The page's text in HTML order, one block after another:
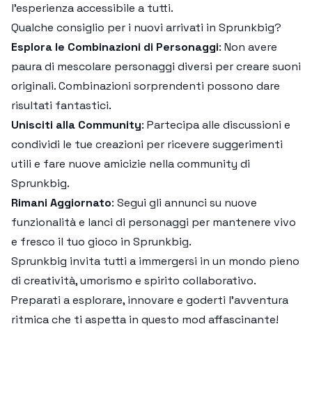
l'esperienza accessibile a tutti.
Qualche consiglio per i nuovi arrivati in Sprunkbig?
Esplora le Combinazioni di Personaggi: Non avere
paura di mescolare personaggi diversi per creare suoni
originali. Combinazioni sorprendenti possono dare
risultati fantastici.
Unisciti alla Community: Partecipa alle discussioni e
condividi le tue creazioni per ricevere suggerimenti
utili e fare nuove amicizie nella community di
Sprunkbig.
Rimani Aggiornato: Segui gli annunci su nuove
funzionalità e lanci di personaggi per mantenere vivo
e fresco il tuo gioco in Sprunkbig.
Sprunkbig invita tutti a immergersi in un mondo pieno
di creatività, umorismo e spirito collaborativo.
Preparati a esplorare, innovare e goderti l'avventura
ritmica che ti aspetta in questo mod affascinante!